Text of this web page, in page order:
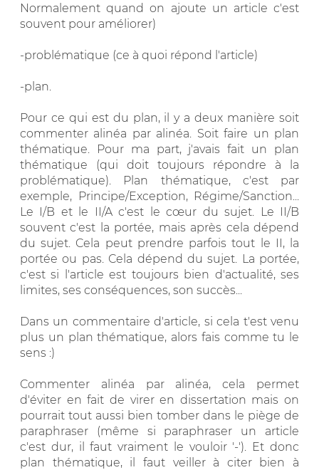
Normalement quand on ajoute un article c'est
souvent pour améliorer)
-problématique (ce à quoi répond l'article)
-plan.
Pour ce qui est du plan, il y a deux manière soit
commenter alinéa par alinéa. Soit faire un plan
thématique. Pour ma part, j'avais fait un plan
thématique (qui doit toujours répondre à la
problématique). Plan thématique, c'est par
exemple, Principe/Exception, Régime/Sanction...
Le I/B et le II/A c'est le cœur du sujet. Le II/B
souvent c'est la portée, mais après cela dépend
du sujet. Cela peut prendre parfois tout le II, la
portée ou pas. Cela dépend du sujet. La portée,
c'est si l'article est toujours bien d'actualité, ses
limites, ses conséquences, son succès...
Dans un commentaire d'article, si cela t'est venu
plus un plan thématique, alors fais comme tu le
sens :)
Commenter alinéa par alinéa, cela permet
d'éviter en fait de virer en dissertation mais on
pourrait tout aussi bien tomber dans le piège de
paraphraser (même si paraphraser un article
c'est dur, il faut vraiment le vouloir '-'). Et donc
plan thématique, il faut veiller à citer bien à